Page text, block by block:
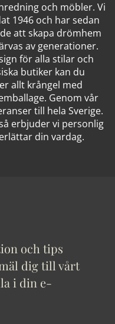
och möbler. Vi
1946 och har sedan
att skapa drömhem
av generationer.
för alla stilar och
butiker kan du
allt krångel med
Genom vår
till hela Sverige.
erbjuder vi personlig
din vardag.
och tips
dig till vårt
i din e-